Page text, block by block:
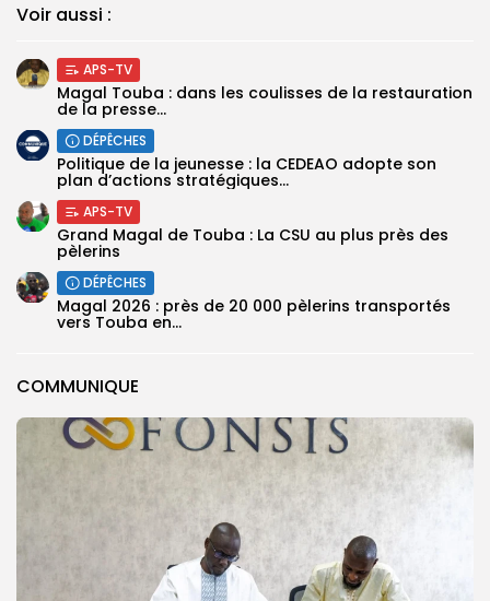
COMMUNIQUE
Voir aussi :
APS-TV
Magal Touba : dans les coulisses de la restauration
de la presse...
DÉPÊCHES
Politique de la jeunesse : la CEDEAO adopte son
plan d’actions stratégiques...
APS-TV
Grand Magal de Touba : La CSU au plus près des
pèlerins
DÉPÊCHES
Magal 2026 : près de 20 000 pèlerins transportés
vers Touba en...